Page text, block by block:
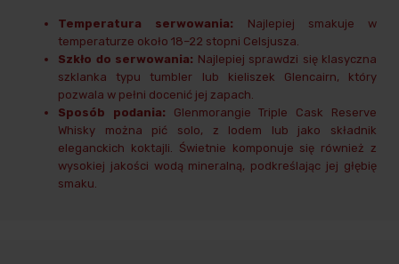
Temperatura serwowania: Najlepiej smakuje w
temperaturze około 18–22 stopni Celsjusza.
Szkło do serwowania: Najlepiej sprawdzi się klasyczna
szklanka typu tumbler lub kieliszek Glencairn, który
pozwala w pełni docenić jej zapach.
Sposób podania: Glenmorangie Triple Cask Reserve
Whisky można pić solo, z lodem lub jako składnik
eleganckich koktajli. Świetnie komponuje się również z
wysokiej jakości wodą mineralną, podkreślając jej głębię
smaku.